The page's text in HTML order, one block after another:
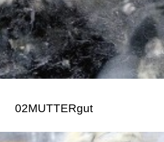
02MUTTERgut